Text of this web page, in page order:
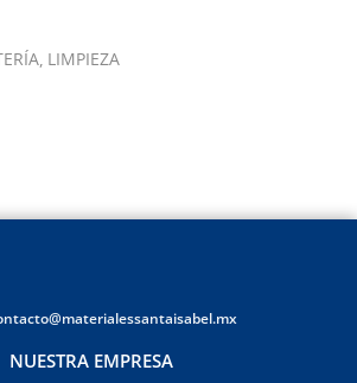
LIMPIEZA
NUESTRA EMPRESA